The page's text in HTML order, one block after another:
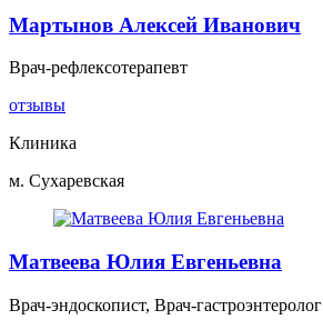
Мартынов Алексей Иванович
Врач-рефлексотерапевт
отзывы
Клиника
м. Сухаревская
Матвеева Юлия Евгеньевна
Врач-эндоскопист, Врач-гастроэнтеролог